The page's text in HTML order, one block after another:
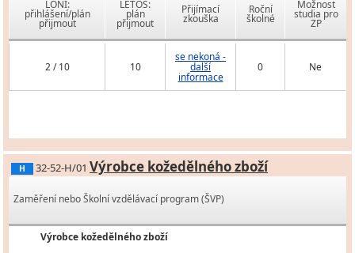
LONI:
přihlášení/plán
přijmout
LETOS:
plán
přijmout
Přijímací
zkouška
Roční
školné
Možnost
studia pro
ZP
2 / 10 10
se nekoná -
další
informace
0 Ne
H 32-52-H/01 Výrobce kožedělného zboží
Zaměření nebo Školní vzdělávací program (ŠVP)
Výrobce kožedělného zboží